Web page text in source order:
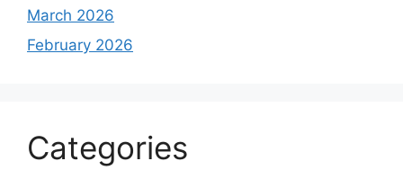
March 2026
February 2026
Categories